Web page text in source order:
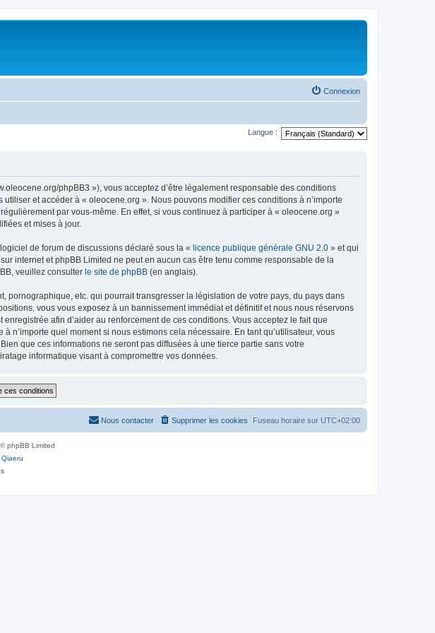
Connexion
Langue :
phpBB3 »), vous acceptez d’être légalement responsable des conditions
et accéder à « oleocene.org ». Nous pouvons modifier ces conditions à n’importe
par vous-même. En effet, si vous continuez à participer à « oleocene.org »
et mises à jour.
de forum de discussions déclaré sous la « licence publique générale GNU 2.0 » et qui
internet et phpBB Limited ne peut en aucun cas être tenu comme responsable de la
veuillez consulter le site de phpBB (en anglais).
etc. qui pourrait transgresser la législation de votre pays, du pays dans
vous vous exposez à un bannissement immédiat et définitif et nous nous réservons
afin d’aider au renforcement de ces conditions. Vous acceptez le fait que
n’importe quel moment si nous estimons cela nécessaire. En tant qu’utilisateur, vous
que ces informations ne seront pas diffusées à une tierce partie sans votre
informatique visant à compromettre vos données.
Fuseau horaire sur UTC+02:00
Supprimer les cookies
Nous contacter
phpBB Limited
Qiaeru